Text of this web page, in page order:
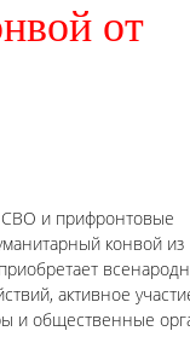
от
СВО и прифронтовые
конвой
активное
и общественные